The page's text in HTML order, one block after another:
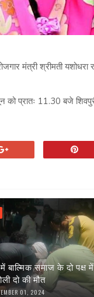
मंत्री श्रीमती
को प्रातः 11.30 बजे
में बाल्मिक समाज के दो पक्ष में
दो की मौत
01, 2024